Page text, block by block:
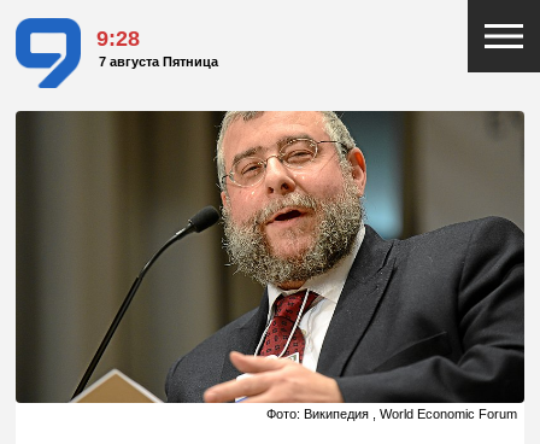
9:28
7 августа Пятница
Фото: Википедия , World Economic Forum